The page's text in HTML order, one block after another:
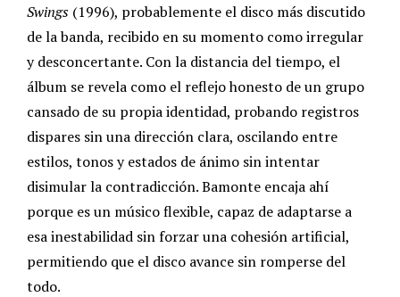
Swings (1996), probablemente el disco más discutido
de la banda, recibido en su momento como irregular
y desconcertante. Con la distancia del tiempo, el
álbum se revela como el reflejo honesto de un grupo
cansado de su propia identidad, probando registros
dispares sin una dirección clara, oscilando entre
estilos, tonos y estados de ánimo sin intentar
disimular la contradicción. Bamonte encaja ahí
porque es un músico flexible, capaz de adaptarse a
esa inestabilidad sin forzar una cohesión artificial,
permitiendo que el disco avance sin romperse del
todo.